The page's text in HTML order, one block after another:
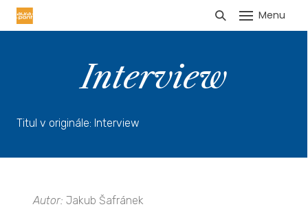
Menu
Interview
Titul v originále: Interview
Autor: Jakub Šafránek